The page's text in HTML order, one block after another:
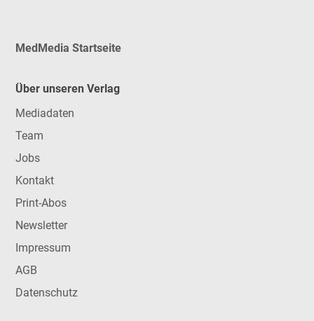
MedMedia Startseite
Über unseren Verlag
Mediadaten
Team
Jobs
Kontakt
Print-Abos
Newsletter
Impressum
AGB
Datenschutz